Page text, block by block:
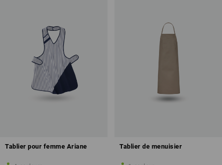
Tablier pour femme Ariane Tablier de menuisier